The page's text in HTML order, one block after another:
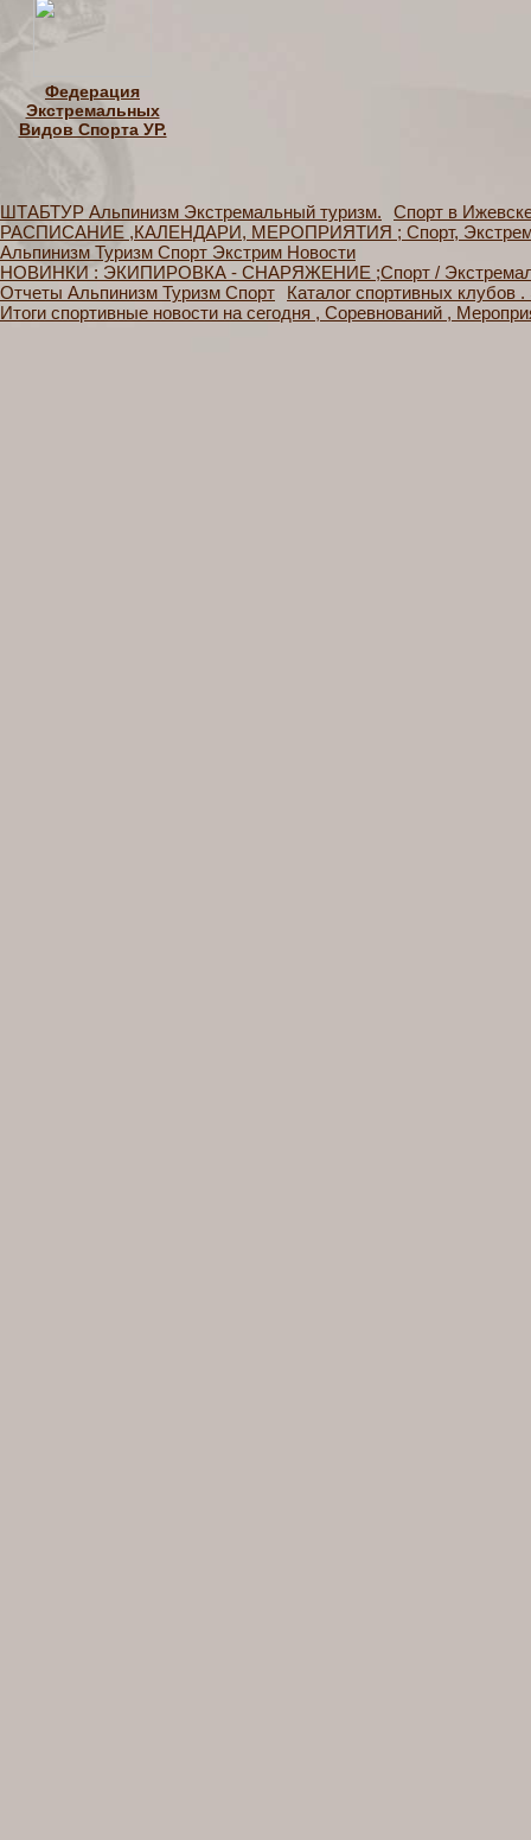
Федерация
Экстремальных
Видов Спорта УР.
ШТАБТУР Альпинизм Экстремальный туризм.
Спорт в
РАСПИСАНИЕ ,КАЛЕНДАРИ, МЕРОПРИЯТИЯ ; Спорт,
Альпинизм Туризм Спорт Экстрим Новости
НОВИНКИ : ЭКИПИРОВКА - СНАРЯЖЕНИЕ ;Спорт /
Отчеты Альпинизм Туризм Спорт
Каталог спортивных
Итоги спортивные новости на сегодня , Соревнований ,